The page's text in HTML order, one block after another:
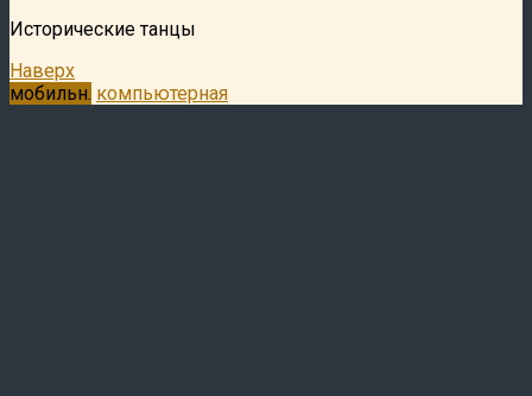
Исторические танцы
Наверх
мобильн. компьютерная